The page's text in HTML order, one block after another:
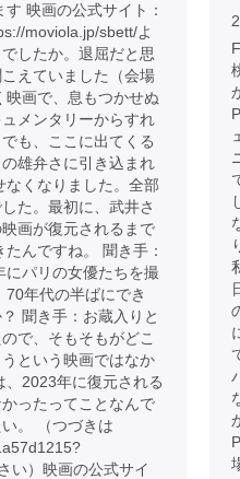
映画の公式サイト：
moviola.jp/sbett/よ
したか。退屈だと思
えていました（会場
画で、息もつかせぬ
メンタリーからすれ
も、ここに出てくる
雄弁さに引き込まれ
なくなりました。全部
た。最初に、武井さ
画が復元されるまで
んですね。 聞き手：
パリの女優たちを撮
年代の半ばにでき
聞き手：お蔵入りと
で、そもそもがどこ
という映画ではなか
、2023年に復元される
ったってことなんで
。 （つづきは
）映画の公式サイ